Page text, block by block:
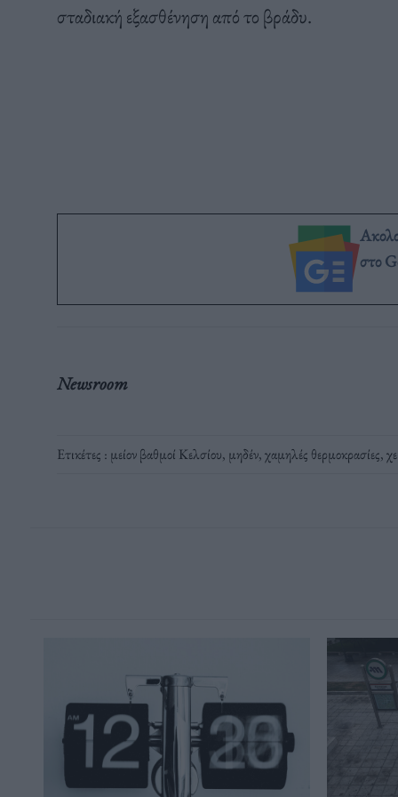
σταδιακή εξασθένηση από το βράδυ.
στο
Newsroom
Ετικέτες : μείον βαθμοί Κελσίου, μηδέν,χαμηλές θερμοκρασίες,